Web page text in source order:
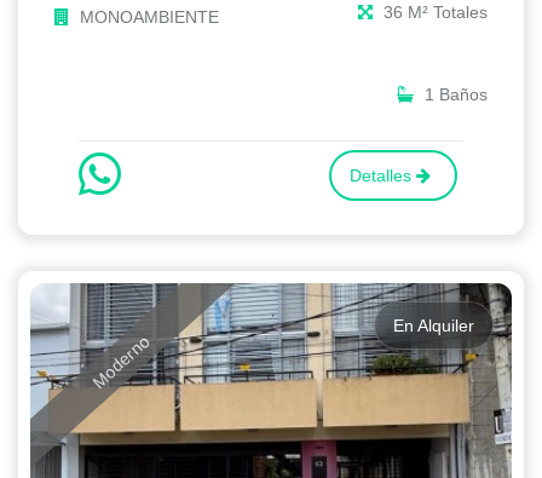
MONOAMBIENTE 36 M² Totales
1 Baños
Detalles
Moderno
En Alquiler